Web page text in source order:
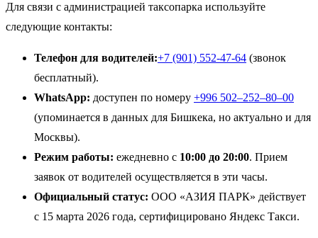
Для связи с администрацией таксопарка используйте
следующие контакты:
Телефон для водителей:+7 (901) 552-47-64 (звонок
бесплатный).
WhatsApp: доступен по номеру +996 502‒252‒80‒00
(упоминается в данных для Бишкека, но актуально и для
Москвы).
Режим работы: ежедневно с 10:00 до 20:00. Прием
заявок от водителей осуществляется в эти часы.
Официальный статус: ООО «АЗИЯ ПАРК» действует
с 15 марта 2026 года, сертифицировано Яндекс Такси.